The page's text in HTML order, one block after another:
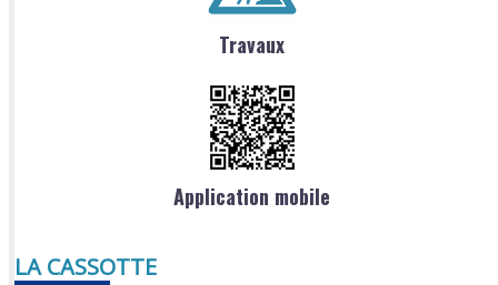
Travaux
Application mobile
LA CASSOTTE